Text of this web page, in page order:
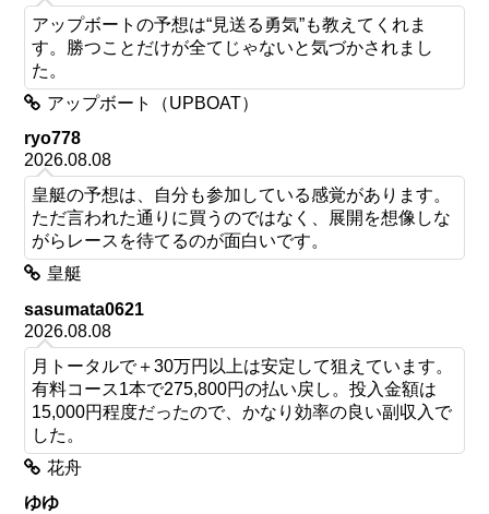
アップボートの予想は“見送る勇気”も教えてくれま
す。勝つことだけが全てじゃないと気づかされまし
た。
アップボート（UPBOAT）
ryo778
2026.08.08
皇艇の予想は、自分も参加している感覚があります。
ただ言われた通りに買うのではなく、展開を想像しな
がらレースを待てるのが面白いです。
皇艇
sasumata0621
2026.08.08
月トータルで＋30万円以上は安定して狙えています。
有料コース1本で275,800円の払い戻し。投入金額は
15,000円程度だったので、かなり効率の良い副収入で
した。
花舟
ゆゆ